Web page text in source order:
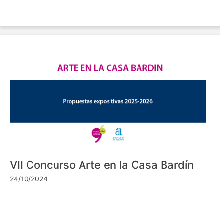
VII Concurso Arte en la Casa Bardín
24/10/2024